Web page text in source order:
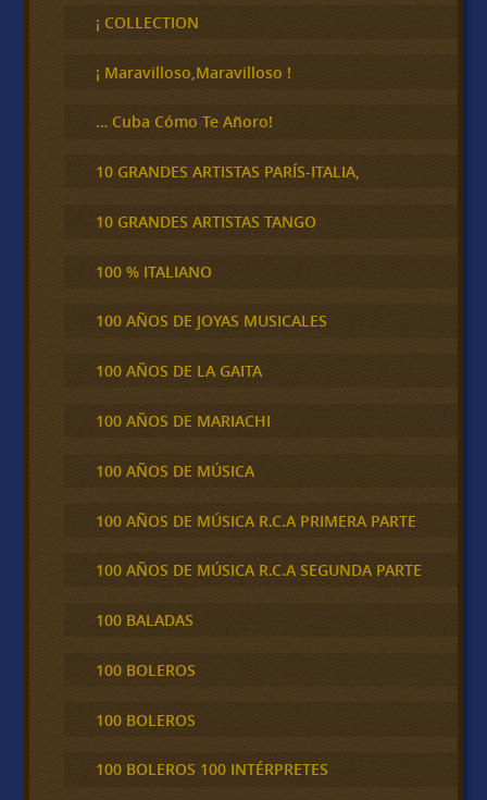
c
a
¡ COLLECTION
¡ Maravilloso,Maravilloso !
… Cuba Cómo Te Añoro!
10 GRANDES ARTISTAS PARÍS-ITALIA,
10 GRANDES ARTISTAS TANGO
100 % ITALIANO
100 AÑOS DE JOYAS MUSICALES
100 AÑOS DE LA GAITA
100 AÑOS DE MARIACHI
100 AÑOS DE MÚSICA
100 AÑOS DE MÚSICA R.C.A PRIMERA PARTE
100 AÑOS DE MÚSICA R.C.A SEGUNDA PARTE
100 BALADAS
100 BOLEROS
100 BOLEROS
100 BOLEROS 100 INTÉRPRETES